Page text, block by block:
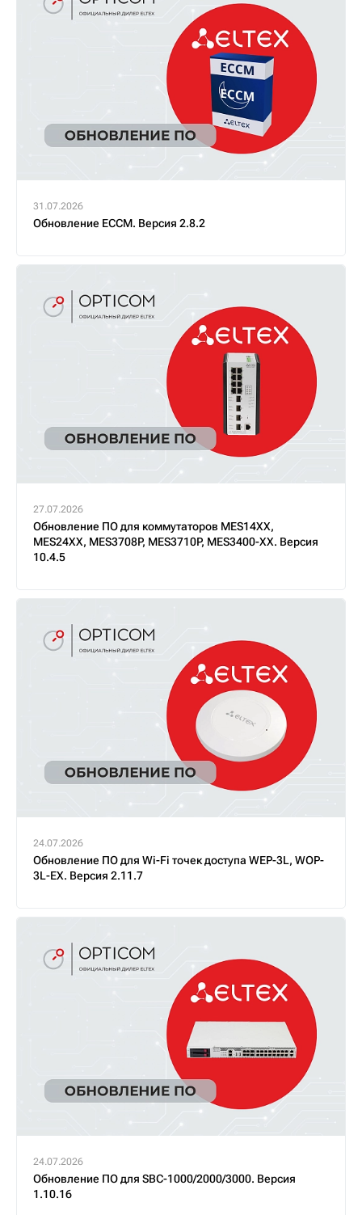
31.07.2026
Обновление ECCM. Версия 2.8.2
27.07.2026
Обновление ПО для коммутаторов MES14XX,
MES24XX, MES3708P, MES3710P, MES3400-XX. Версия
10.4.5
24.07.2026
Обновление ПО для Wi-Fi точек доступа WEP-3L, WOP-
3L-EX. Версия 2.11.7
24.07.2026
Обновление ПО для SBC-1000/2000/3000. Версия
1.10.16